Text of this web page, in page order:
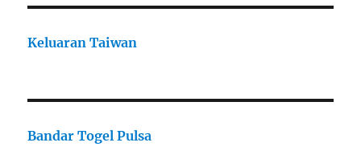
Keluaran Taiwan
Bandar Togel Pulsa